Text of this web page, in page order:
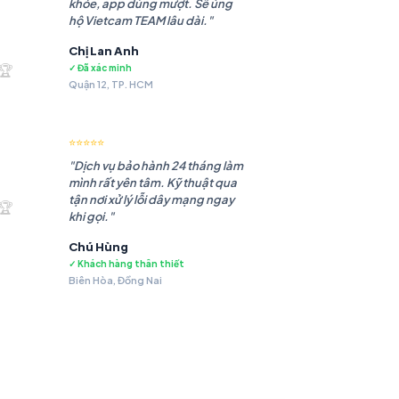
₫.
₫.
khỏe, app dùng mượt. Sẽ ủng
hộ Vietcam TEAM lâu dài."
Chị Lan Anh
✓ Đã xác minh
Quận 12, TP. HCM
⭐⭐⭐⭐⭐
"Dịch vụ bảo hành 24 tháng làm
mình rất yên tâm. Kỹ thuật qua
tận nơi xử lý lỗi dây mạng ngay
khi gọi."
Chú Hùng
✓ Khách hàng thân thiết
Biên Hòa, Đồng Nai